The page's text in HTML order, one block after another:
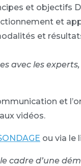
et objectifs
et
et
avec les
et
vidéos.
ou via le
cadre d’une